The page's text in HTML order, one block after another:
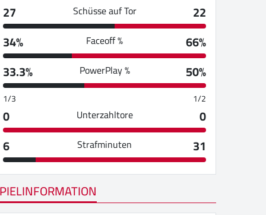
27 Schüsse auf Tor
22
34%
Faceoff %
66%
33.3%
PowerPlay % 50%
1/3 1/2
0 Unterzahltore
0
6
Strafminuten 31